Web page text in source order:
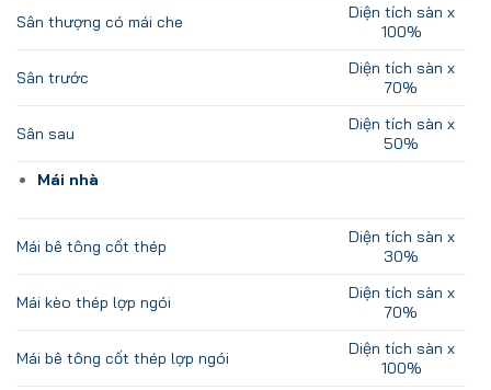
Sân thượng có mái che
Diện tích sàn x
100%
Sân trước
Diện tích sàn x
70%
Sân sau
Diện tích sàn x
50%
Mái nhà
Mái bê tông cốt thép
Diện tích sàn x
30%
Mái kèo thép lợp ngói
Diện tích sàn x
70%
Mái bê tông cốt thép lợp ngói
Diện tích sàn x
100%